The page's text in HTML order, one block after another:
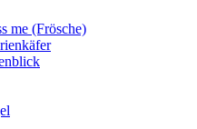
me (Frösche)